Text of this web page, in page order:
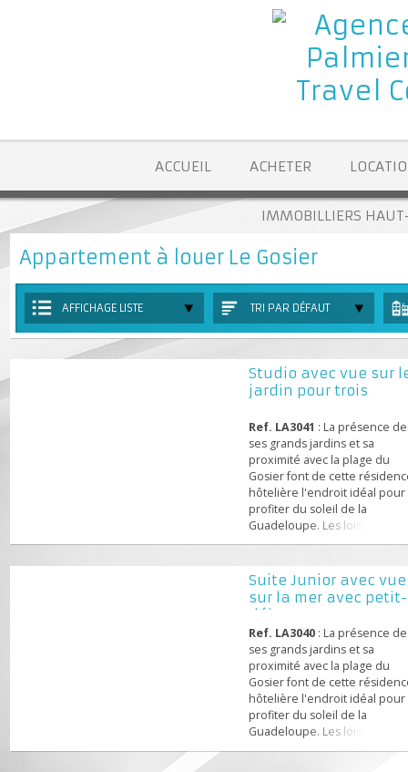
ACCUEIL ACHETER
IMMOBILLIERS
Appartement à louer Le Gosier
AFFICHAGE LISTE TRI PAR DÉFAUT
Studio avec vue
personnes, 7 n...
Ref. LA3041: La
ses grands jardins et sa
proximité avec la plage du
Gosier font de cette
hôtelière l'endroit idéal
profiter du soleil de la
Guadeloupe. Les loisirs
dans les alentours
vacances mémorables :
ping-pong, pétanque,
kayak, jet ski, parapente,
en mer en catamaran,
Suite Junior avec
sur la mer avec
déjeuner, 7...
Ref. LA3040 : La
ses grands jardins et sa
proximité avec la plage du
Gosier font de cette
hôtelière l'endroit idéal
profiter du soleil de la